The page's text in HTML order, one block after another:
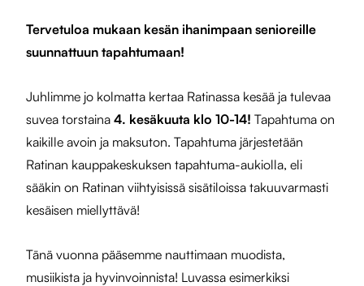
Tervetuloa mukaan kesän ihanimpaan senioreille
suunnattuun tapahtumaan!
Juhlimme jo kolmatta kertaa Ratinassa kesää ja tulevaa
suvea torstaina 4. kesäkuuta klo 10-14! Tapahtuma on
kaikille avoin ja maksuton. Tapahtuma järjestetään
Ratinan kauppakeskuksen tapahtuma-aukiolla, eli
sääkin on Ratinan viihtyisissä sisätiloissa takuuvarmasti
kesäisen miellyttävä!
Tänä vuonna pääsemme nauttimaan muodista,
musiikista ja hyvinvoinnista! Luvassa esimerkiksi